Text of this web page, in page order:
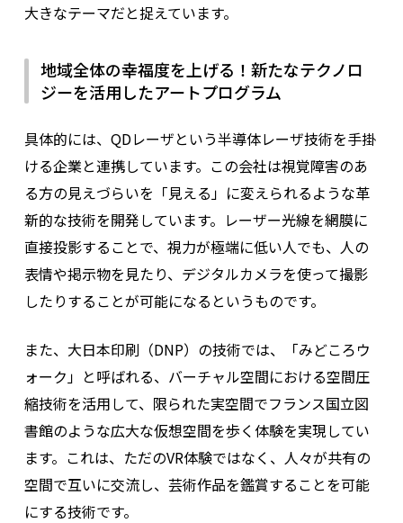
大きなテーマだと捉えています。
地域全体の幸福度を上げる！新たなテクノロ
ジーを活用したアートプログラム
具体的には、QDレーザという半導体レーザ技術を手掛
ける企業と連携しています。この会社は視覚障害のあ
る方の見えづらいを「見える」に変えられるような革
新的な技術を開発しています。レーザー光線を網膜に
直接投影することで、視力が極端に低い人でも、人の
表情や掲示物を見たり、デジタルカメラを使って撮影
したりすることが可能になるというものです。
また、大日本印刷（DNP）の技術では、
「みどころウ
ォーク」と呼ばれる、 バーチャル空間における空間圧
縮技術を活用して、限られた実空間でフランス国立図
書館のような広大な仮想空間を歩く体験を実現してい
ます。これは、ただのVR体験ではなく、人々が共有の
空間で互いに交流し、芸術作品を鑑賞することを可能
にする技術です。